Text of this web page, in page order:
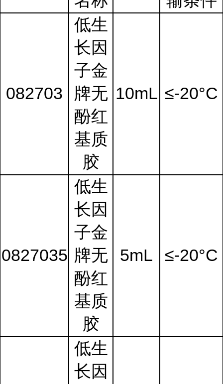
082703
低生
长因
子金
牌无
酚红
基质
胶
10mL ≤-20°C
0827035
低生
长因
子金
牌无
酚红
基质
胶
5mL ≤-20°C
低生
长因